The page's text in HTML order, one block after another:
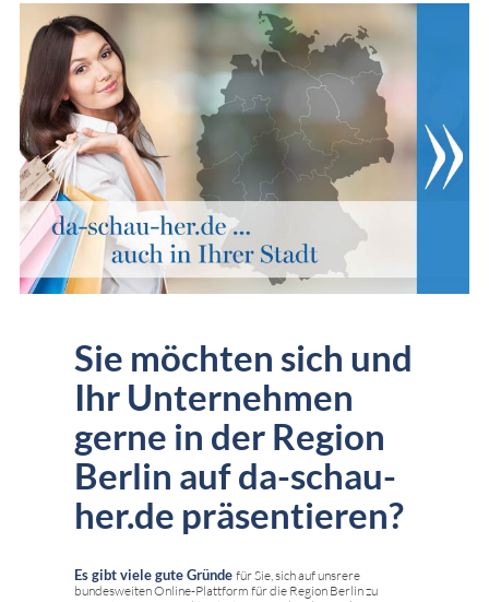
Sie möchten sich und
Ihr Unternehmen
gerne in der Region
Berlin auf da-schau-
her.de präsentieren?
Es gibt viele gute Gründe für Sie, sich auf unsrere
bundesweiten Online-Plattform für die Region Berlin zu